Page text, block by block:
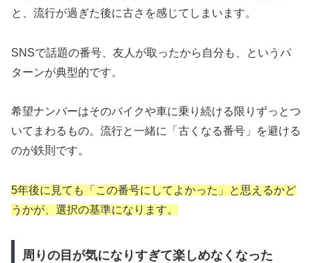
と、流行が過ぎた後に古さを感じてしまいます。
SNSで話題の番号、友人が取ったから自分も、というパ
ターンが典型的です。
希望ナンバーはそのバイクや車に乗り続ける限りずっとつ
いてまわるもの。流行と一緒に「古くなる番号」を避ける
のが鉄則です。
5年後に見ても「この番号にしてよかった」と思えるかど
うかが、選択の基準になります。
周りの目が気になりすぎて楽しめなくなった